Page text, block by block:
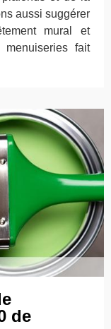
aussi suggérer
mural et
menuiseries fait
de